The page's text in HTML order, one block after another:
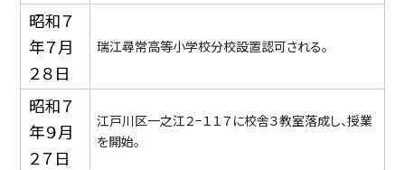
昭和７
年７月
２８日
瑞江尋常高等小学校分校設置認可される。
昭和７
年９月
２７日
江戸川区一之江２−１１７に校舎３教室落成し、授業
を開始。